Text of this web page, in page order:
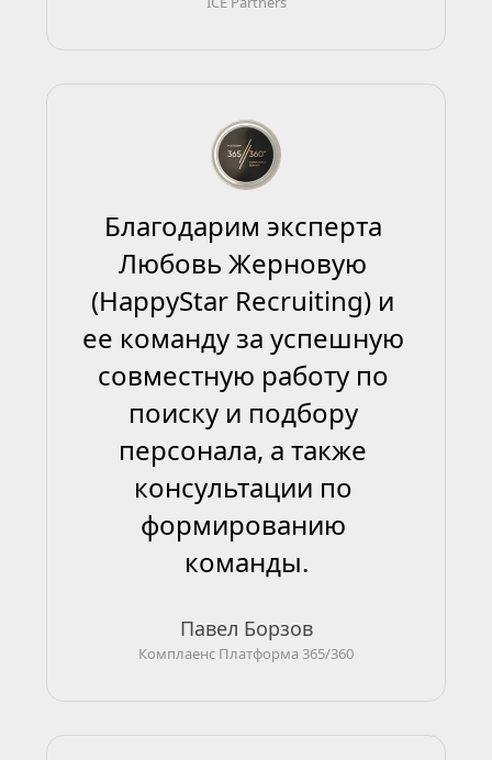
Благодарим эксперта
Любовь Жерновую
(HappyStar Recruiting) и
ее команду за успешную
совместную работу по
поиску и подбору
персонала, а также
консультации по
формированию
команды.
Павел Борзов
Комплаенс Платформа 365/360